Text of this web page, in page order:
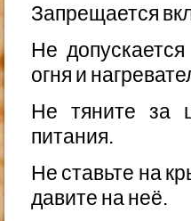
Запрещается
Не допускается
огня и
Не тяните за
питания.
Не ставьте на
давите на неё.